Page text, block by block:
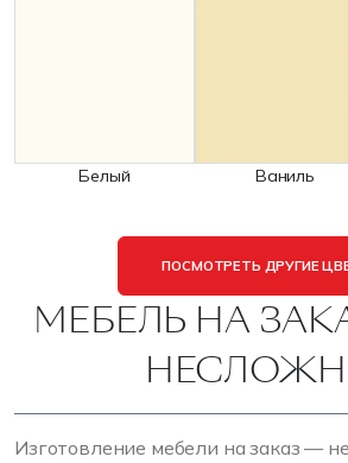
Белый Ваниль
ПОСМОТРЕТЬ ДРУГИЕ
МЕБЕЛЬ НА
Изготовление мебели на заказ —